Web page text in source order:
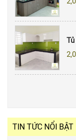
TIN TỨC NỔI BẬT